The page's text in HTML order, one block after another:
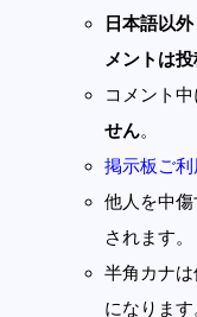
日本語以
メントは投
コメント中
せん。
掲示板ご利
他人を中
されます。
半角カナ
になります